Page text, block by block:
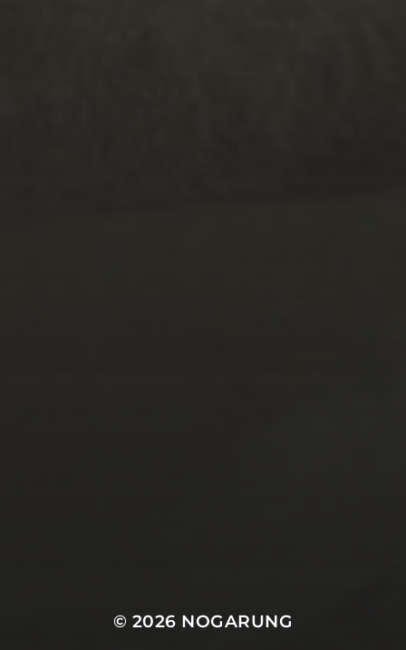
© 2026 NOGARUNG